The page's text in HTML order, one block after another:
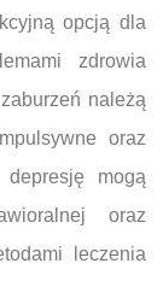
opcją dla
zdrowia
należą
oraz
mogą
oraz
leczenia